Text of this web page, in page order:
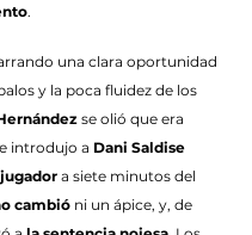
.
una clara oportunidad
y la poca fluidez de los
se olió que era
introdujo a Dani Saldise
a siete minutos del
cambió ni un ápice, y, de